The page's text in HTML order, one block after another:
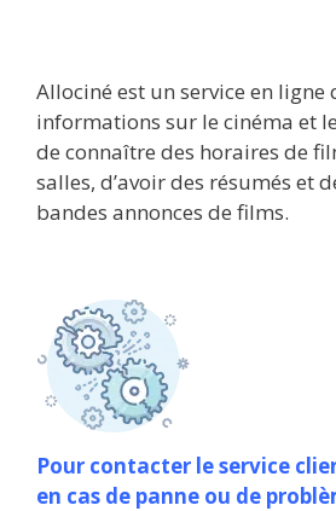
Allociné est un service en ligne
informations sur le cinéma et
de connaître des horaires de
salles, d’avoir des résumés et
bandes annonces de films.
Pour contacter le service
en cas de panne ou de